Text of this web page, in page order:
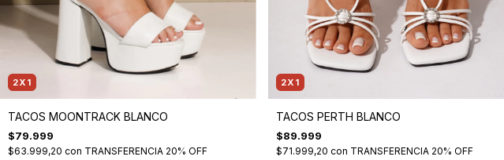
2X1
TACOS MOONTRACK BLANCO
$79.999
$63.999,20 con TRANSFERENCIA 20% OFF
2X1
TACOS PERTH BLANCO
$89.999
$71.999,20 con TRANSFERENCIA 20% OFF